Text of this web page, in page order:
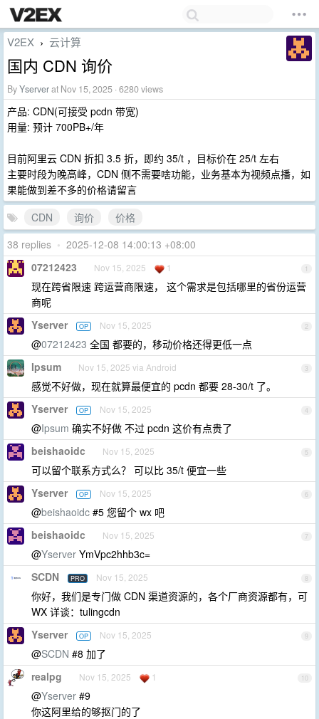
V2EX › 云计算
国内 CDN 询价
ByYserverat Nov 15, 2025 · 6280 views
产品: CDN(可接受 pcdn 带宽)
用量: 预计 700PB+/年
目前阿里云 CDN 折扣 3.5 折，即约 35/t ，目标价在 25/t 左右
主要时段为晚高峰，CDN 侧不需要啥功能，业务基本为视频点播，如
果能做到差不多的价格请留言
CDN
询价
价格
38 replies • 2025-12-08 14:00:13 +08:00
1
07212423 Nov 15, 2025 1
现在跨省限速 跨运营商限速， 这个需求是包括哪里的省份运营
商呢
2
Yserver OP Nov 15, 2025
@07212423 全国 都要的，移动价格还得更低一点
3
Ipsum Nov 15, 2025 via Android
感觉不好做，现在就算最便宜的 pcdn 都要 28-30/t 了。
4
Yserver OP Nov 15, 2025
@Ipsum 确实不好做 不过 pcdn 这价有点贵了
5
beishaoidc Nov 15, 2025
可以留个联系方式么？ 可以比 35/t 便宜一些
6
Yserver OP Nov 15, 2025
@beishaoidc #5 您留个 wx 吧
7
beishaoidc Nov 15, 2025
@Yserver YmVpc2hhb3c=
8
SCDN PRO Nov 15, 2025
你好，我们是专门做 CDN 渠道资源的，各个厂商资源都有，可
WX 详谈：tulingcdn
9
Yserver OP Nov 15, 2025
@SCDN #8 加了
10
realpg Nov 15, 2025 1
@Yserver #9
你这阿里给的够抠门的了